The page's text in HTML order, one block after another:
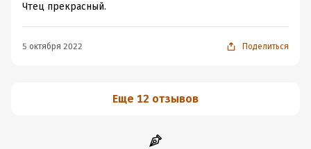
Чтец прекрасный.
5 октября 2022 Поделиться
Еще 12 отзывов